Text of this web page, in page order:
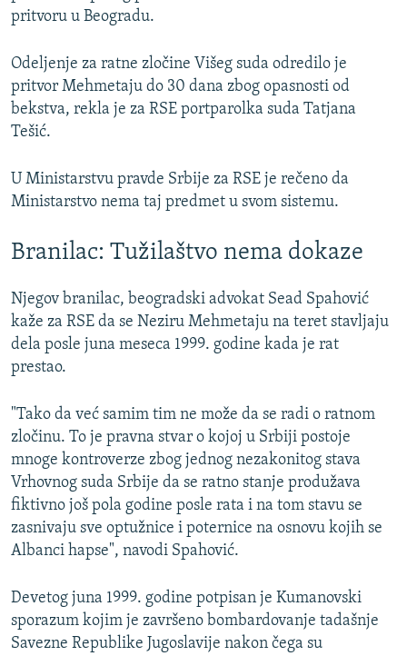
pritvoru u Beogradu.
Odeljenje za ratne zločine Višeg suda odredilo je
pritvor Mehmetaju do 30 dana zbog opasnosti od
bekstva, rekla je za RSE portparolka suda Tatjana
Tešić.
U Ministarstvu pravde Srbije za RSE je rečeno da
Ministarstvo nema taj predmet u svom sistemu.
Branilac: Tužilaštvo nema dokaze
Njegov branilac, beogradski advokat Sead Spahović
kaže za RSE da se Neziru Mehmetaju na teret stavljaju
dela posle juna meseca 1999. godine kada je rat
prestao.
"Tako da već samim tim ne može da se radi o ratnom
zločinu. To je pravna stvar o kojoj u Srbiji postoje
mnoge kontroverze zbog jednog nezakonitog stava
Vrhovnog suda Srbije da se ratno stanje produžava
fiktivno još pola godine posle rata i na tom stavu se
zasnivaju sve optužnice i poternice na osnovu kojih se
Albanci hapse", navodi Spahović.
Devetog juna 1999. godine potpisan je Kumanovski
sporazum kojim je završeno bombardovanje tadašnje
Savezne Republike Jugoslavije nakon čega su